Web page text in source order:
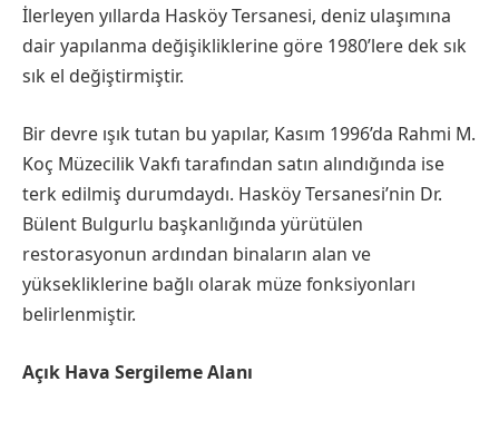
İlerleyen yıllarda Hasköy Tersanesi, deniz ulaşımına
dair yapılanma değişikliklerine göre 1980’lere dek sık
sık el değiştirmiştir.
Bir devre ışık tutan bu yapılar, Kasım 1996’da Rahmi M.
Koç Müzecilik Vakfı tarafından satın alındığında ise
terk edilmiş durumdaydı. Hasköy Tersanesi’nin Dr.
Bülent Bulgurlu başkanlığında yürütülen
restorasyonun ardından binaların alan ve
yüksekliklerine bağlı olarak müze fonksiyonları
belirlenmiştir.
Açık Hava Sergileme Alanı